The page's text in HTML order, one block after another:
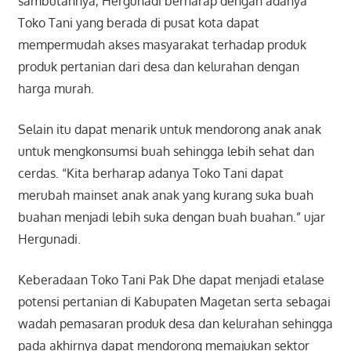
Toko Tani yang berada di pusat kota dapat
mempermudah akses masyarakat terhadap produk
produk pertanian dari desa dan kelurahan dengan
harga murah.
Selain itu dapat menarik untuk mendorong anak anak
untuk mengkonsumsi buah sehingga lebih sehat dan
cerdas. “Kita berharap adanya Toko Tani dapat
merubah mainset anak anak yang kurang suka buah
buahan menjadi lebih suka dengan buah buahan.” ujar
Hergunadi.
Keberadaan Toko Tani Pak Dhe dapat menjadi etalase
potensi pertanian di Kabupaten Magetan serta sebagai
wadah pemasaran produk desa dan kelurahan sehingga
pada akhirnya dapat mendorong memajukan sektor